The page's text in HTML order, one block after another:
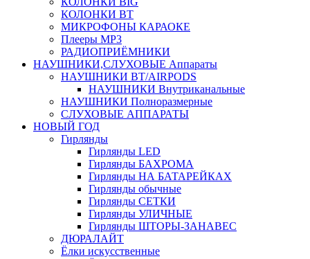
КОЛОНКИ BT
МИКРОФОНЫ КАРАОКЕ
Плееры MP3
РАДИОПРИЁМНИКИ
НАУШНИКИ,СЛУХОВЫЕ Аппараты
НАУШНИКИ BT/AIRPODS
НАУШНИКИ Внутриканальные
НАУШНИКИ Полноразмерные
СЛУХОВЫЕ АППАРАТЫ
НОВЫЙ ГОД
Гирлянды
Гирлянды LED
Гирлянды БАХРОМА
Гирлянды НА БАТАРЕЙКАХ
Гирлянды обычные
Гирлянды СЕТКИ
Гирлянды УЛИЧНЫЕ
Гирлянды ШТОРЫ-ЗАНАВЕС
ДЮРАЛАЙТ
Ёлки искусственные